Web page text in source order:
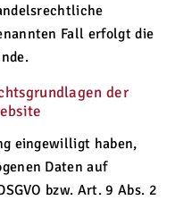
Fall erfolgt die
der
eingewilligt haben,
Daten auf
bzw. Art. 9 Abs. 2